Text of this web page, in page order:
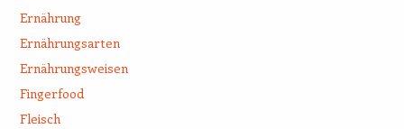
Ernährung
Ernährungsarten
Ernährungsweisen
Fingerfood
Fleisch